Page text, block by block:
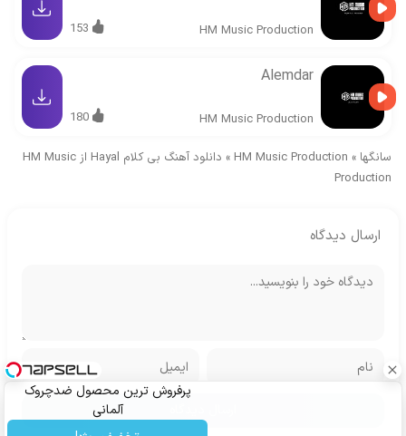
HM Music Production
153
Alemdar
HM Music Production
180
سانگها »
HM Music Production
»
دانلود آهنگ بی کلام Hayal از HM Music
Production
ارسال دیدگاه
پرفروش ترین محصول ضدچروک
آلمانی